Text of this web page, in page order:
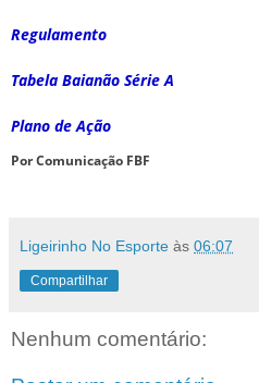
Regulamento
Tabela Baianão Série A
Plano de Ação
Por Comunicação FBF
Ligeirinho No Esporte às 06:07
Compartilhar
Nenhum comentário: